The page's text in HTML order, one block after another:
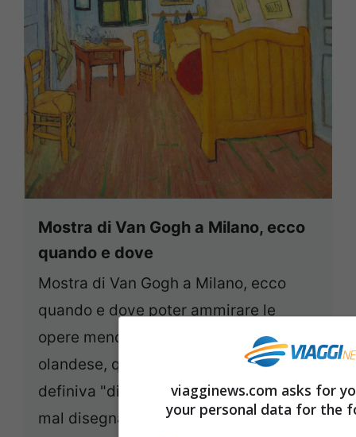
Mostra di Van Gogh a Milano, ecco
quando e dove
Mostra di Van Gogh a Milano, ecco
quando e dove poter ammirare le
opere meno famose del genio
olandese, quelle che lo stesso autore
definiva "disordinate, mal dipinte e
mal disegnate, povere di colore".
viagginews.com asks for
your personal data for the